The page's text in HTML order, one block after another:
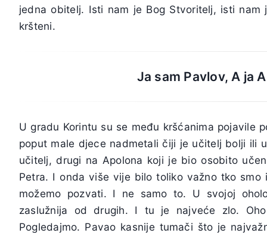
jedna obitelj. Isti nam je Bog Stvoritelj, isti nam
kršteni.
Ja sam Pavlov, A ja
U gradu Korintu su se među kršćanima pojavile
poput male djece nadmetali čiji je učitelj bolji ili
učitelj, drugi na Apolona koji je bio osobito
Petra. I onda više vije bilo toliko važno tko
možemo pozvati. I ne samo to. U svojoj
zaslužnija od drugih. I tu je najveće zlo.
Pogledajmo. Pavao kasnije tumači što je